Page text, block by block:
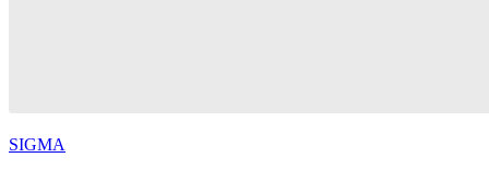
SIGMA